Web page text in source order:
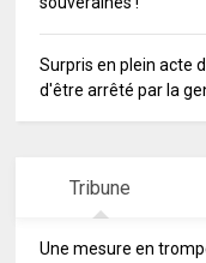
Surpris en plein acte
d'être arrêté par la
Tribune
Une mesure en